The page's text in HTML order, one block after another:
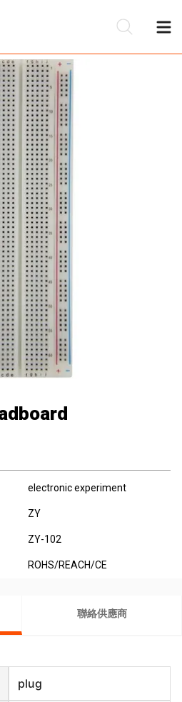
electronic experiment
ZY
ZY-102
ROHS/REACH/CE
聯絡供應商
plug